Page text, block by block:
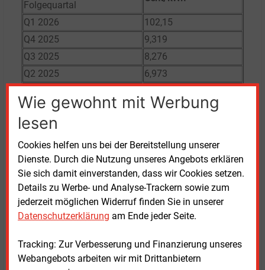
Wie gewohnt mit Werbung
lesen
Cookies helfen uns bei der Bereitstellung unserer
Dienste. Durch die Nutzung unseres Angebots erklären
Sie sich damit einverstanden, dass wir Cookies setzen.
Details zu Werbe- und Analyse-Trackern sowie zum
jederzeit möglichen Widerruf finden Sie in unserer
Datenschutzerklärung am Ende jeder Seite.
Tracking: Zur Verbesserung und Finanzierung unseres
Webangebots arbeiten wir mit Drittanbietern
Folgequartal
Q1 2026
102,15
Q4 2025
9,319
Q3 2025
8,276
Q2 2025
6,973
Q4 2024
10,265
Q3 2024
Q2 2024
7,176
Q1 2024
6,767
Q4 2023
8,227
Q3 2023
9,078
Q2 2023
9,229
Q4 2022
19,284
Q3 2022
37,575